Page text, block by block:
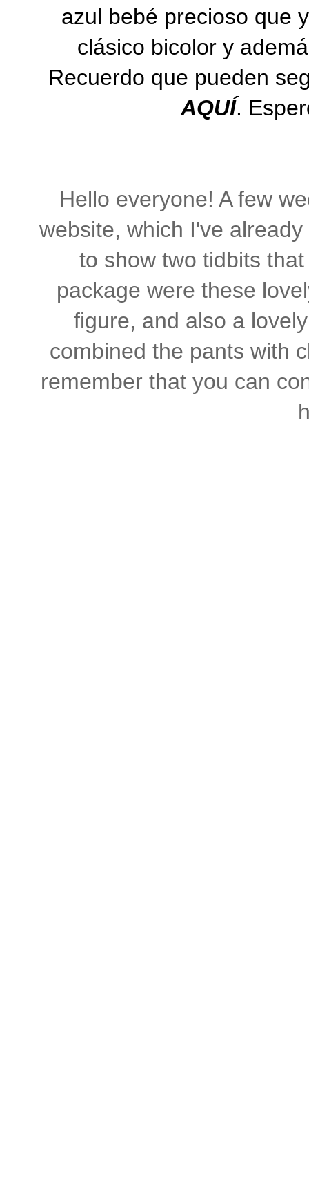
azul bebé precioso que
clásico bicolor y
Recuerdo que pueden
AQUÍ.
Hello everyone! A few
website, which I've
to show two tidbits
package were these
figure, and also a
combined the pants with
remember that you can